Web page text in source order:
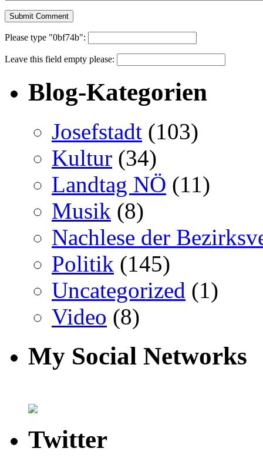
Please type "0bf74b":
Leave this field empty please:
Blog-Kategorien
Josefstadt (103)
Kultur (34)
Landtag NÖ (11)
Musik (8)
Nachlese der
Politik (145)
Uncategorized (1)
Video (8)
My Social Networks
Twitter